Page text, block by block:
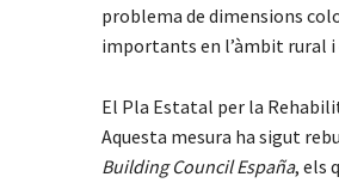
problema de dimensions
importants en l’àmbit rural i
El Pla Estatal per la
Aquesta mesura ha sigut
Building Council España, els